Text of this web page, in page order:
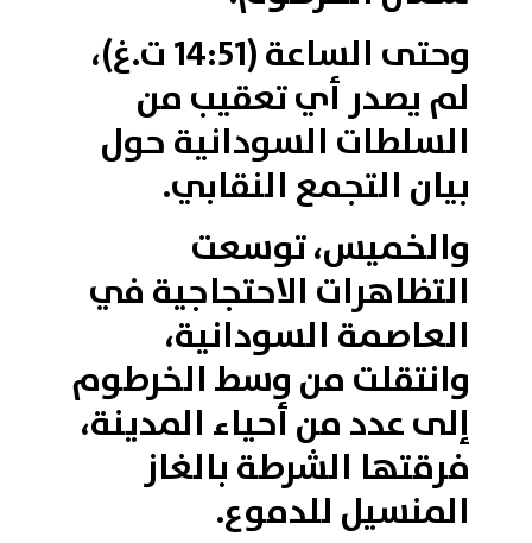
وحتى الساعة (14:51 ت.غ)،
لم يصدر أي تعقيب من
السلطات السودانية حول
بيان التجمع النقابي.
والخميس، توسعت
التظاهرات الاحتجاجية في
العاصمة السودانية،
وانتقلت من وسط الخرطوم
إلى عدد من أحياء المدينة،
فرقتها الشرطة بالغاز
المنسيل للدموع.